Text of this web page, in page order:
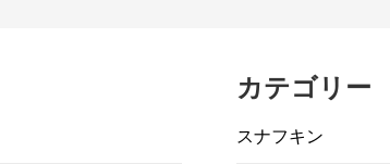
カテゴリー
スナフキン